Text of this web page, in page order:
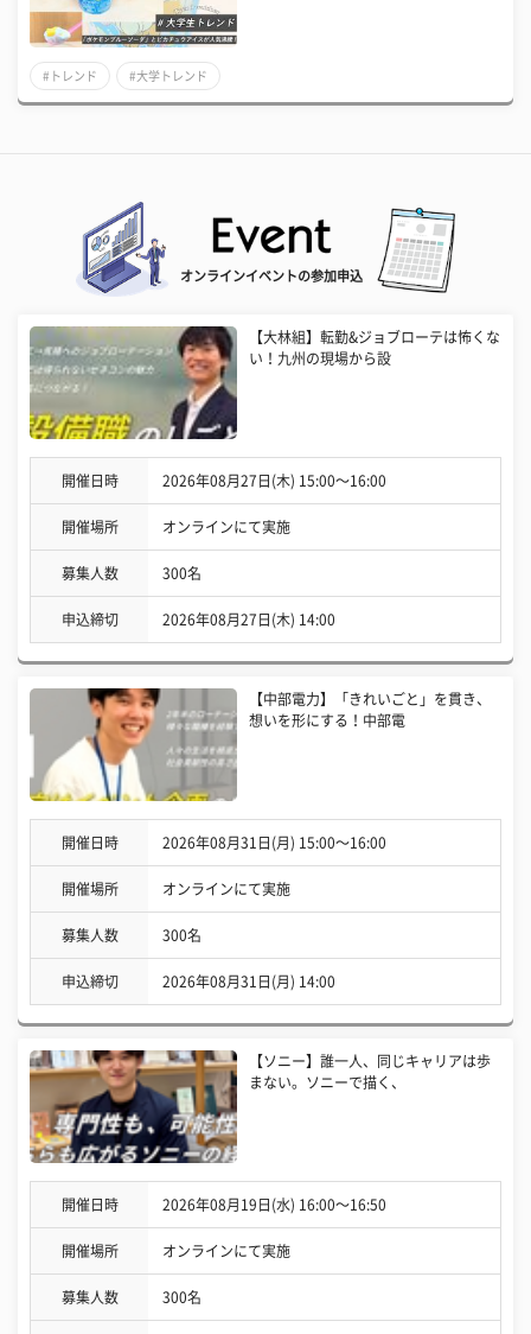
#トレンド #大学トレンド
オンラインイベントの参加申込
【大林組】転勤&ジョブローテは怖くな
い！九州の現場から設
開催日時 2026年08月27日(木) 15:00〜16:00
開催場所 オンラインにて実施
募集人数 300名
申込締切 2026年08月27日(木) 14:00
【中部電力】「きれいごと」を貫き、
想いを形にする！中部電
開催日時 2026年08月31日(月) 15:00〜16:00
開催場所 オンラインにて実施
募集人数 300名
申込締切 2026年08月31日(月) 14:00
【ソニー】誰一人、同じキャリアは歩
まない。ソニーで描く、
開催日時 2026年08月19日(水) 16:00〜16:50
開催場所 オンラインにて実施
募集人数 300名